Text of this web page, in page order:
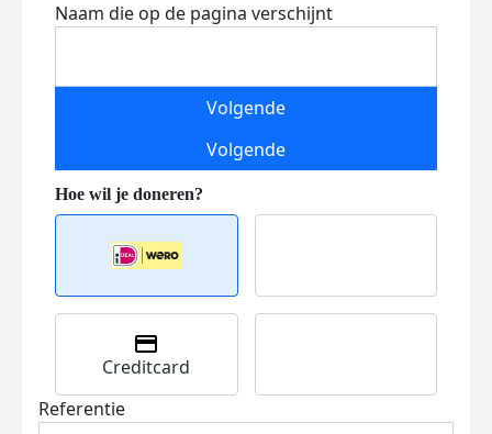
Naam die op de pagina verschijnt
Volgende
Volgende
Creditcard
Referentie